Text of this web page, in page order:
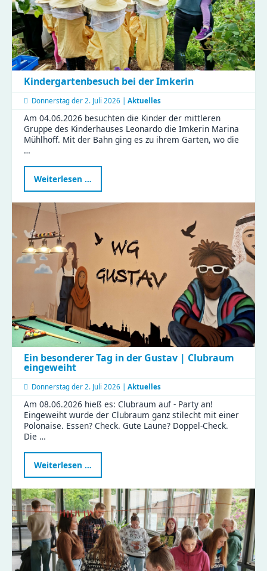
Kindergartenbesuch bei der Imkerin
Donnerstag der 2. Juli 2026 | Aktuelles
Am 04.06.2026 besuchten die Kinder der mittleren
Gruppe des Kinderhauses Leonardo die Imkerin Marina
Mühlhoff. Mit der Bahn ging es zu ihrem Garten, wo die
…
Weiterlesen …
bei
der
Imkerin
Ein besonderer Tag in der Gustav | Clubraum
eingeweiht
Donnerstag der 2. Juli 2026 | Aktuelles
Am 08.06.2026 hieß es: Clubraum auf - Party an!
Eingeweiht wurde der Clubraum ganz stilecht mit einer
Polonaise. Essen? Check. Gute Laune? Doppel-Check.
Die …
Weiterlesen …
besonderer
Tag
in
der
Gustav
|
Clubraum
eingeweiht